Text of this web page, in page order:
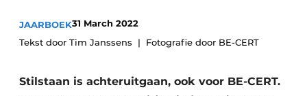
Video’s
Bedrijven
Beton & Staalbouw
JAARBOEK31 March 2022
Tekst door Tim Janssens
Fotografie door BE-CERT
Stilstaan is achteruitgaan, ook voor BE-CERT.